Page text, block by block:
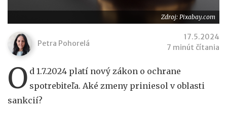
Zdroj: Pixabay.com
Petra Pohorelá
17.5.2024
7 minút čítania
O d 1.7.2024 platí nový zákon o ochrane
spotrebiteľa. Aké zmeny priniesol v oblasti
sankcií?